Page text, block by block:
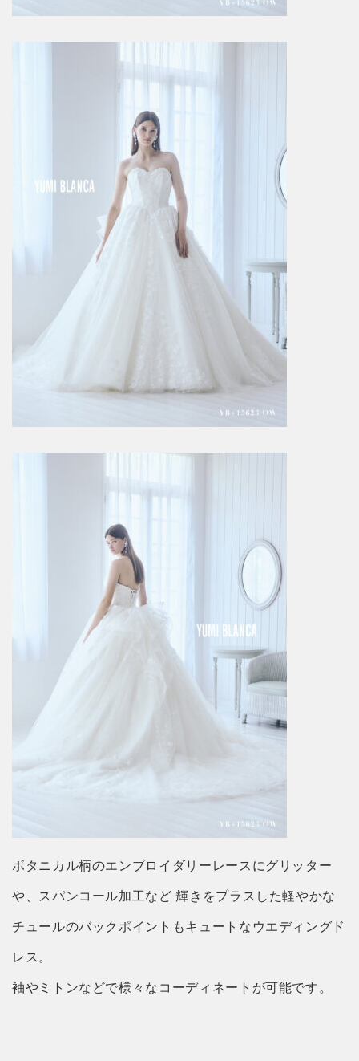
ボタニカル柄のエンブロイダリーレースにグリッター
や、スパンコール加工など 輝きをプラスした軽やかな
チュールのバックポイントもキュートなウエディングド
レス。
袖やミトンなどで様々なコーディネートが可能です。